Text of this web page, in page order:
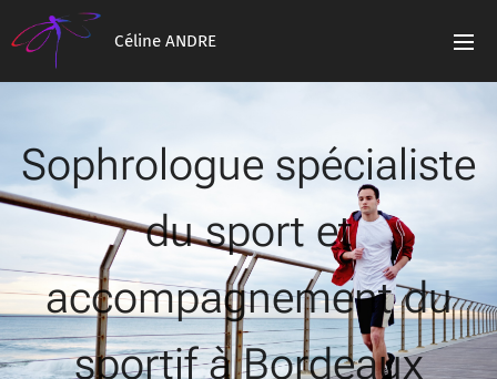
Céline ANDRE
Sophrologue spécialiste
du sport et
accompagnement du
sportif à Bordeaux